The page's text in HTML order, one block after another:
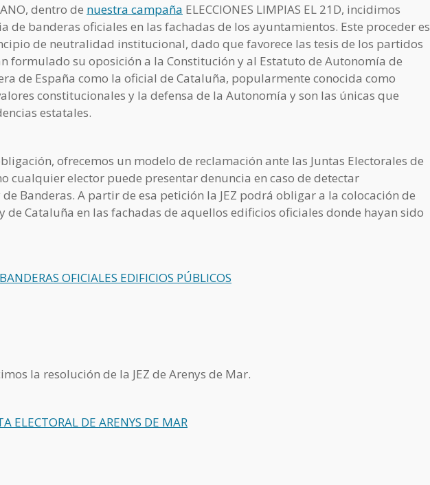
dentro de nuestra campaña ELECCIONES LIMPIAS EL 21D, incidimos
de banderas oficiales en las fachadas de los ayuntamientos. Este proceder es
de neutralidad institucional, dado que favorece las tesis de los partidos
formulado su oposición a la Constitución y al Estatuto de Autonomía de
de España como la oficial de Cataluña, popularmente conocida como
constitucionales y la defensa de la Autonomía y son las únicas que
estatales.
ofrecemos un modelo de reclamación ante las Juntas Electorales de
cualquier elector puede presentar denuncia en caso de detectar
Banderas. A partir de esa petición la JEZ podrá obligar a la colocación de
de Cataluña en las fachadas de aquellos edificios oficiales donde hayan sido
OFICIALES EDIFICIOS PÚBLICOS
la resolución de la JEZ de Arenys de Mar.
ELECTORAL DE ARENYS DE MAR